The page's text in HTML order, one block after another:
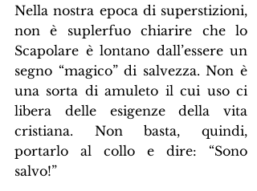
Nella nostra epoca di superstizioni,
non è suplerfuo chiarire che lo
Scapolare è lontano dall’essere un
segno “magico” di salvezza. Non è
una sorta di amuleto il cui uso ci
libera delle esigenze della vita
cristiana. Non basta, quindi,
portarlo al collo e dire: “Sono
salvo!”